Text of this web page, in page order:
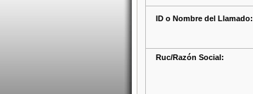
ID o Nombre del Llamado:
Ruc/Razón Social: